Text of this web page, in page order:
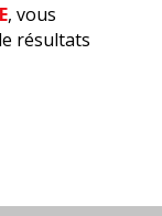
, vous
résultats